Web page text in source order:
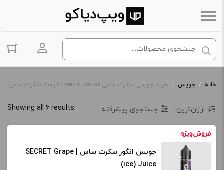
ورود به
خانه / جویس / خرید جویس سکرت ساس secret sauce - قیمت سکرت ساس
Showing all 6 results ارزان‌ترین جستجوی پیشرفته
جویس انگور سکرت ساس | SECRET Grape
(ice) Juice